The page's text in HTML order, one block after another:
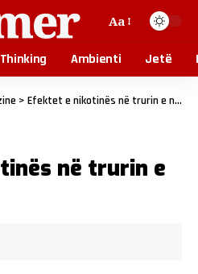
Aa
Thinking Ambienti Jetë
> Efektet e nikotinës në trurin e njeriut
në trurin e